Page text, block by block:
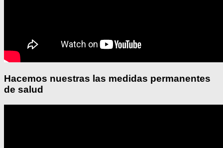
Hacemos nuestras las medidas permanentes
de salud